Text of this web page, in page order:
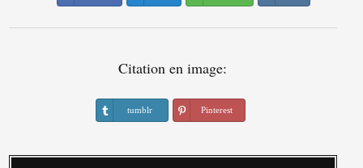
Citation en image:
tumblr Pinterest